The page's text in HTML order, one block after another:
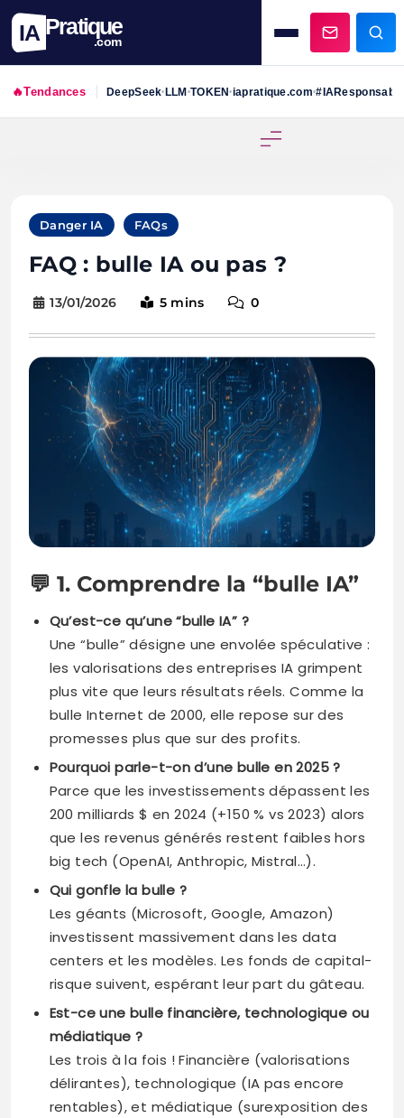
IA Pratique
.com
🔥Tendances DeepSeek•LLM•TOKEN•iapratique.com•#IAResponsable
Danger IA FAQs
FAQ : bulle IA ou pas ?
13/01/2026 5 mins 0
💬 1. Comprendre la “bulle IA”
Qu’est-ce qu’une “bulle IA” ?
Une “bulle” désigne une envolée spéculative :
les valorisations des entreprises IA grimpent
plus vite que leurs résultats réels. Comme la
bulle Internet de 2000, elle repose sur des
promesses plus que sur des profits.
Pourquoi parle-t-on d’une bulle en 2025 ?
Parce que les investissements dépassent les
200 milliards $ en 2024 (+150 % vs 2023) alors
que les revenus générés restent faibles hors
big tech (OpenAI, Anthropic, Mistral…).
Qui gonfle la bulle ?
Les géants (Microsoft, Google, Amazon)
investissent massivement dans les data
centers et les modèles. Les fonds de capital-
risque suivent, espérant leur part du gâteau.
Est-ce une bulle financière, technologique ou
médiatique ?
Les trois à la fois ! Financière (valorisations
délirantes), technologique (IA pas encore
rentables), et médiatique (surexposition des